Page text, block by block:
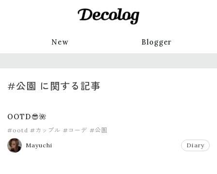
New Blogger
#公園 に関する記事
OOTD😎🌺
#ootd #カップル #コーデ #公園
Mayuchi Diary